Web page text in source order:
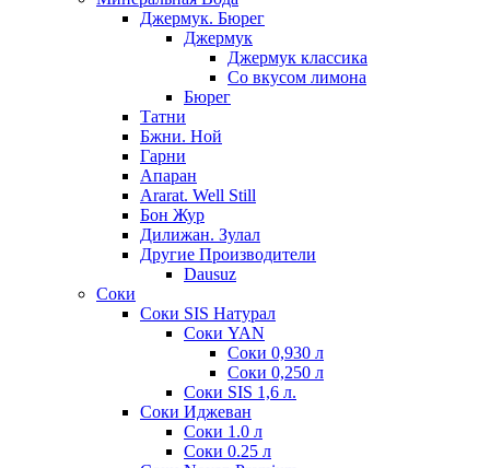
Джермук. Бюрег
Джермук
Джермук классика
Со вкусом лимона
Бюрег
Татни
Бжни. Ной
Гарни
Апаран
Ararat. Well Still
Бон Жур
Дилижан. Зулал
Другие Производители
Dausuz
Соки
Соки SIS Натурал
Соки YAN
Соки 0,930 л
Соки 0,250 л
Соки SIS 1,6 л.
Соки Иджеван
Соки 1.0 л
Соки 0.25 л